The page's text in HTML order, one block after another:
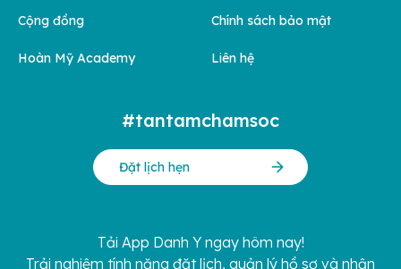
Cộng đồng
Hoàn Mỹ Academy
Chính sách bảo mật
Liên hệ
#tantamchamsoc
Đặt lịch hẹn
Tải App Danh Y ngay hôm nay!
Trải nghiệm tính năng đặt lịch, quản lý hồ sơ và nhận